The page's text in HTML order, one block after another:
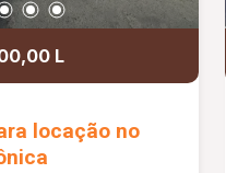
L
locação no